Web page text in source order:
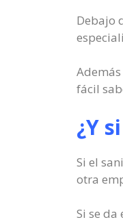
Debajo
fácil
¿Y
Si el
otra
Si se